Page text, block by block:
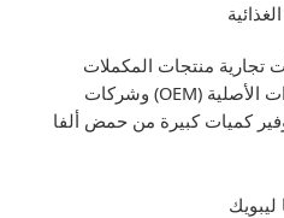
منتجات المكملات
الغذائية ومصانع تصنيع المعدات الأصلية (OEM) وشركات
كميات كبيرة من حمض ألفا